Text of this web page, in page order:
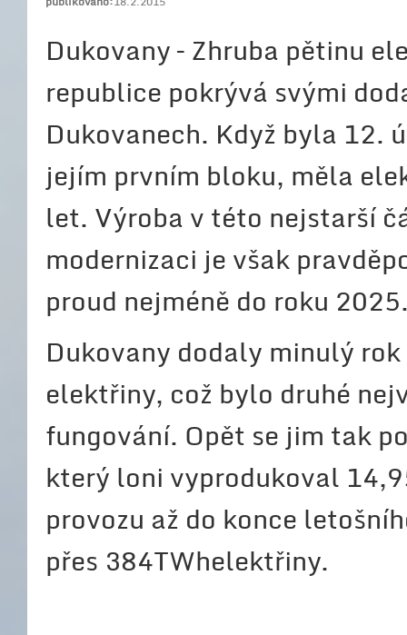
Dukovany – Zhruba pětinu
republice pokrývá svými
Dukovanech. Když byla 12.
jejím prvním bloku, měla
let. Výroba v této nejstarší
modernizaci je však
proud nejméně do roku
Dukovany dodaly minulý
elektřiny, což bylo druhé
fungování. Opět se jim tak
který loni vyprodukoval
provozu až do konce
přes 384TWhelektřiny.